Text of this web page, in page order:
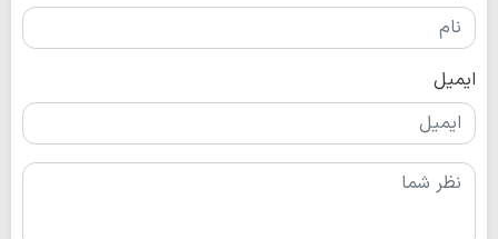
ایمیل